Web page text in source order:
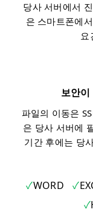
당사 서버에서
은 스마트폰에
요
보안
파일의 이동은
은 당사 서버에
기간 후에는 당
WORD